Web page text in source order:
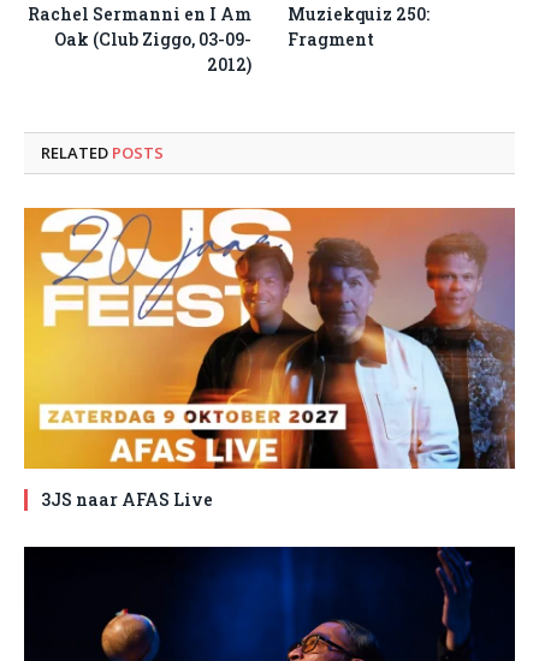
Rachel Sermanni en I Am
Oak (Club Ziggo, 03-09-
2012)
Muziekquiz 250:
Fragment
RELATED POSTS
3JS naar AFAS Live